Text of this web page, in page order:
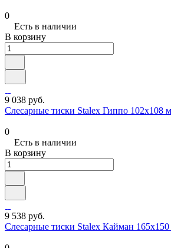
0
Есть в наличии
В корзину
9 038 руб.
Слесарные тиски Stalex Гиппо 102x108
0
Есть в наличии
В корзину
9 538 руб.
Слесарные тиски Stalex Кайман